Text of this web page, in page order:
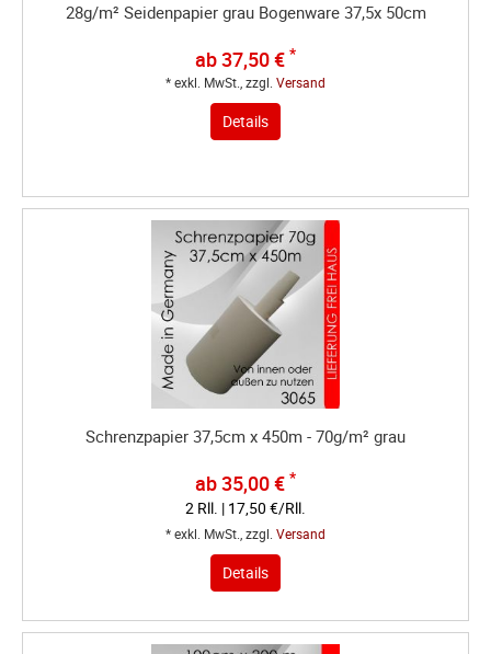
28g/m² Seidenpapier grau Bogenware 37,5x 50cm
ab 37,50 € *
* exkl. MwSt., zzgl. Versand
Details
Schrenzpapier 37,5cm x 450m - 70g/m² grau
ab 35,00 € *
2 Rll. | 17,50 €/Rll.
* exkl. MwSt., zzgl. Versand
Details